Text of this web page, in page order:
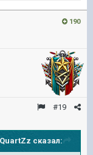
190
#19
сказал: